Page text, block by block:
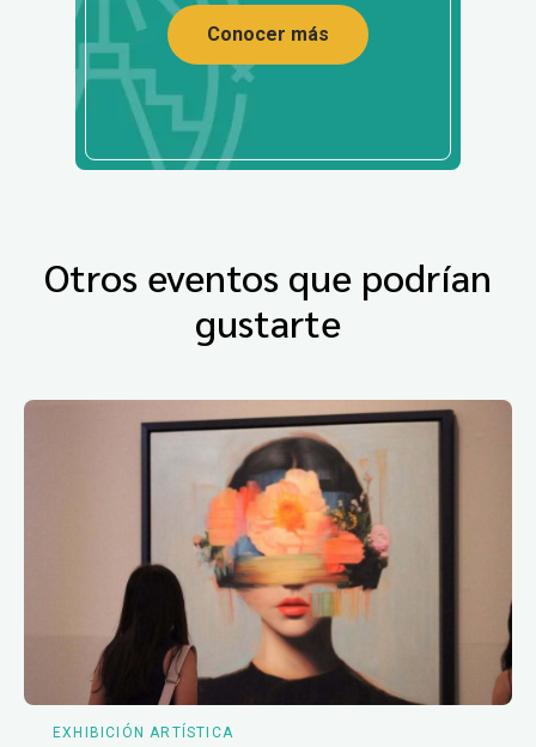
Conocer más
Otros eventos que podrían
gustarte
EXHIBICIÓN ARTÍSTICA